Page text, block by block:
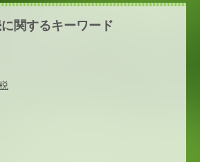
関するキーワード